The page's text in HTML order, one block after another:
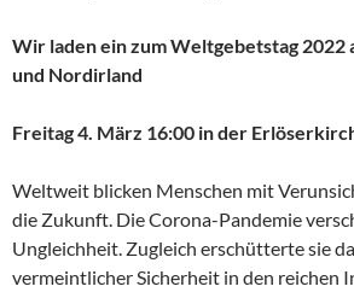
Wir laden ein zum Weltgebetstag 2022
und Nordirland
Freitag 4. März 16:00 in der
Weltweit blicken Menschen mit
die Zukunft. Die Corona-Pandemie
Ungleichheit. Zugleich erschütterte sie
vermeintlicher Sicherheit in den reichen